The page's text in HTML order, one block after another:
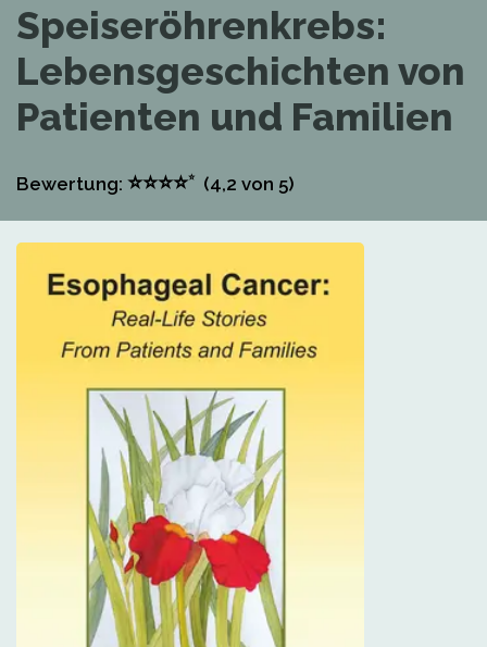
Speiseröhrenkrebs:
Lebensgeschichten von
Patienten und Familien
Bewertung: ⭐⭐⭐⭐⭐ (4,2 von 5)